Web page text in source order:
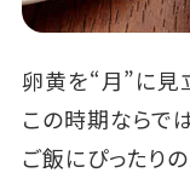
卵黄を“月”に見
この時期ならで
ご飯にぴったり